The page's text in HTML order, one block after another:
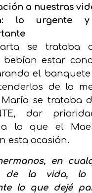
a nuestras
lo urgente
se trataba
bebían estar
el
de lo
se trataba
dar
a lo que el
esta ocasión.
en
de la vida, lo
lo que dejé